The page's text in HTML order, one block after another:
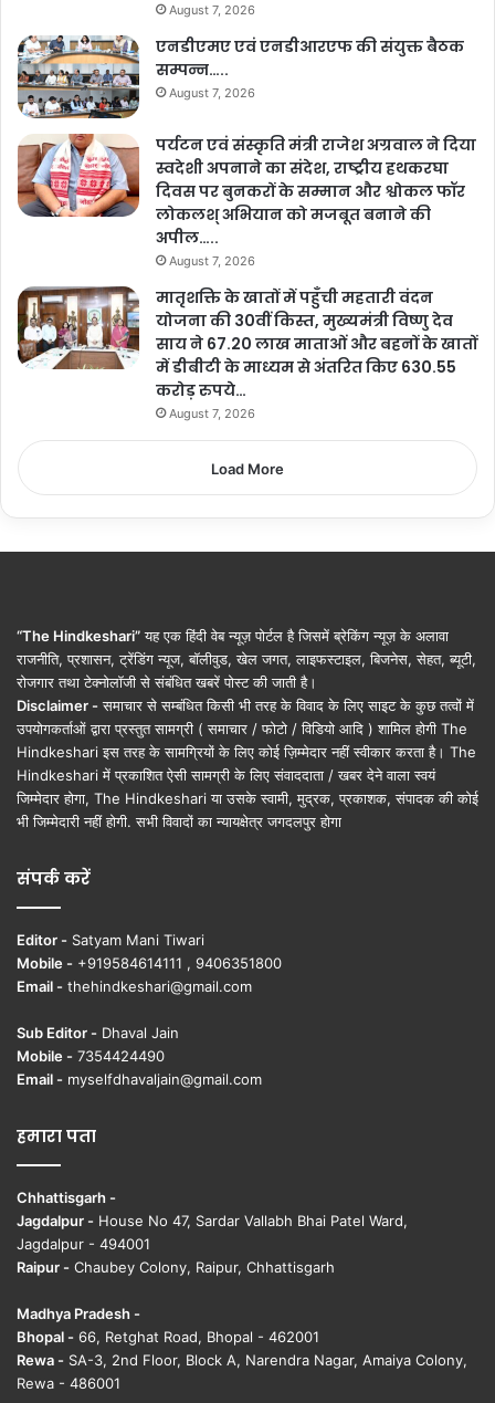
August 7, 2026
एनडीएमए एवं एनडीआरएफ की संयुक्त बैठक
सम्पन्न…..
August 7, 2026
पर्यटन एवं संस्कृति मंत्री राजेश अग्रवाल ने दिया
स्वदेशी अपनाने का संदेश, राष्ट्रीय हथकरघा
दिवस पर बुनकरों के सम्मान और श्वोकल फॉर
लोकलश् अभियान को मजबूत बनाने की
अपील…..
August 7, 2026
मातृशक्ति के खातों में पहुँची महतारी वंदन
योजना की 30वीं किस्त, मुख्यमंत्री विष्णु देव
साय ने 67.20 लाख माताओं और बहनों के खातों
में डीबीटी के माध्यम से अंतरित किए 630.55
करोड़ रुपये…
August 7, 2026
Load More
“The Hindkeshari”यह एक हिंदी वेब न्यूज़ पोर्टल है जिसमें ब्रेकिंग न्यूज़ के अलावा
राजनीति, प्रशासन, ट्रेंडिंग न्यूज, बॉलीवुड, खेल जगत, लाइफस्टाइल, बिजनेस, सेहत, ब्यूटी,
रोजगार तथा टेक्नोलॉजी से संबंधित खबरें पोस्ट की जाती है।
Disclaimer - समाचार से सम्बंधित किसी भी तरह के विवाद के लिए साइट के कुछ तत्वों में
उपयोगकर्ताओं द्वारा प्रस्तुत सामग्री ( समाचार / फोटो / विडियो आदि ) शामिल होगी The
Hindkeshari इस तरह के सामग्रियों के लिए कोई ज़िम्मेदार नहीं स्वीकार करता है। The
Hindkeshari में प्रकाशित ऐसी सामग्री के लिए संवाददाता / खबर देने वाला स्वयं
जिम्मेदार होगा, The Hindkeshari या उसके स्वामी, मुद्रक, प्रकाशक, संपादक की कोई
भी जिम्मेदारी नहीं होगी. सभी विवादों का न्यायक्षेत्र जगदलपुर होगा
संपर्क करें
Editor - Satyam Mani Tiwari
Mobile - +919584614111 , 9406351800
Email - thehindkeshari@gmail.com
Sub Editor - Dhaval Jain
Mobile - 7354424490
Email - myselfdhavaljain@gmail.com
हमारा पता
Chhattisgarh -
Jagdalpur - House No 47, Sardar Vallabh Bhai Patel Ward,
Jagdalpur - 494001
Raipur - Chaubey Colony, Raipur, Chhattisgarh
Madhya Pradesh -
Bhopal - 66, Retghat Road, Bhopal - 462001
Rewa - SA-3, 2nd Floor, Block A, Narendra Nagar, Amaiya Colony,
Rewa - 486001